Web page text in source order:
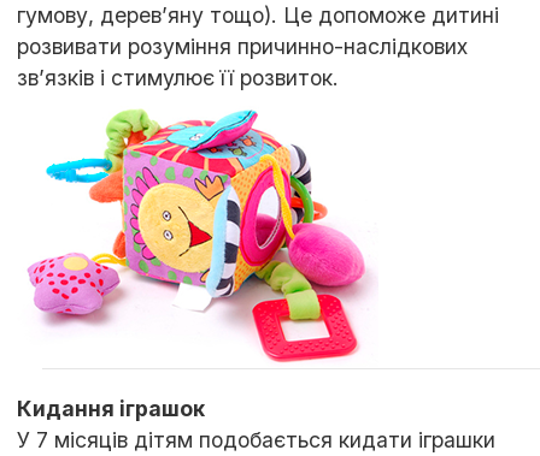
гумову, дерев’яну тощо). Це допоможе дитині
розвивати розуміння причинно-наслідкових
зв’язків і стимулює її розвиток.
Кидання іграшок
У 7 місяців дітям подобається кидати іграшки